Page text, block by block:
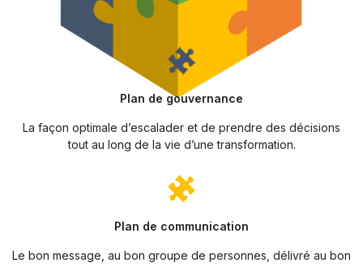
Plan de gouvernance
La façon optimale d’escalader et de prendre des décisions
tout au long de la vie d’une transformation.
Plan de communication
Le bon message, au bon groupe de personnes, délivré au bon